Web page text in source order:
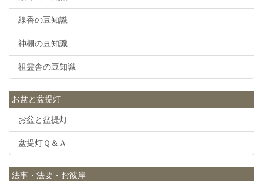
線香の豆知識
神棚の豆知識
祖霊舎の豆知識
お盆と盆提灯
お盆と盆提灯
盆提灯Ｑ＆Ａ
法事・法要・お彼岸